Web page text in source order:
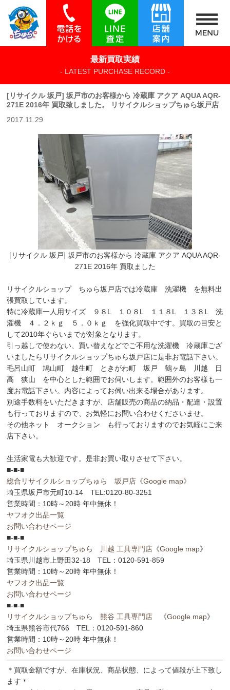
最新買取実績
- LATEST PURCHASE RECORD -
[リサイクル 坂戸] 坂戸市のお客様から 冷蔵庫 アクア AQUA AQR-
271E 2016年 買取致しました。 リサイクルショップちゅら坂戸店
2017.11.29
[リサイクル 坂戸] 坂戸市のお客様から 冷蔵庫 アクア AQUA AQR-
271E 2016年 買取ました
リサイクルショップ ちゅら坂戸店では冷蔵庫 洗濯機 を無料出
張買取しています。
特に冷蔵庫一人用サイズ ９８L １０８L １１８L １３８Ⅼ 洗
濯機 ４．２ｋｇ ５．０ｋｇ を強化買取中です。買取の目安と
して2010年ぐらいまでが対象となります。
引っ越しで使わない、買い替えなどでご不用な洗濯機 冷蔵庫ござ
いましたらリサイクルショップちゅら坂戸店に是非お電話下さい。
毛呂山町 鳩山町 越生町 ときがわ町 坂戸 鶴ヶ島 川越 日
高 狭山 を中心とした範囲でお伺いします。範囲外のお客様も一
度お電話下さい。内容によってお伺い出来る場合があります。
別途手数料をいただきますが、店舗販売の商品の納品・配達・設置
も行っておりますので、お気軽にお問い合わせくださいませ。
その他ネット オークション も行っておりますのでお気軽にご来
店下さい。
生活家電も大歓迎です。是非お買い取りさせて下さい。
■-■-■
総合リサイクルショップちゅら 坂戸店 《Google map》
埼玉県坂戸市元町10-14 TEL:0120-80-3251
営業時間：10時～20時 年中無休！
ヤフオク出品一覧
お問い合わせページ
■-■-■
リサイクルショップちゅら 川越 工具専門店 《Google map》
埼玉県川越市上野田32-18 TEL：0120-591-859
営業時間：10時～20時 年中無休！
ヤフオク出品一覧
お問い合わせページ
■-■-■
リサイクルショップちゅら 熊谷 工具専門店 《Google map》
埼玉県熊谷市代766 TEL：0120-591-860
営業時間：10時～20時 年中無休！
お問い合わせページ
＊買取金額ですが、在庫状況、商品状態、によって値段が上下致し
ます＊